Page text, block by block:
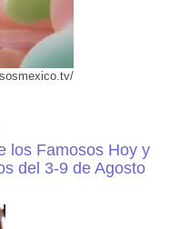
los Famosos Hoy y
del 3-9 de Agosto